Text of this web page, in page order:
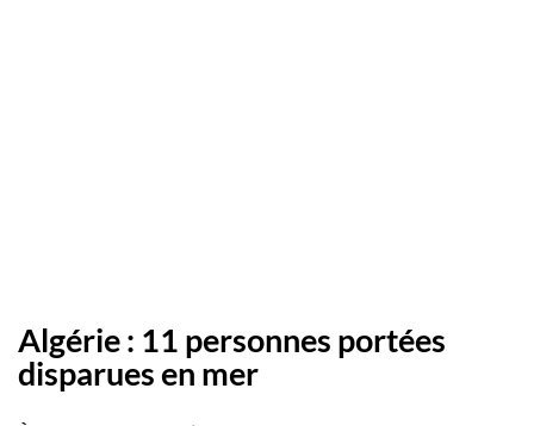
Algérie : 11 personnes portées
disparues en mer